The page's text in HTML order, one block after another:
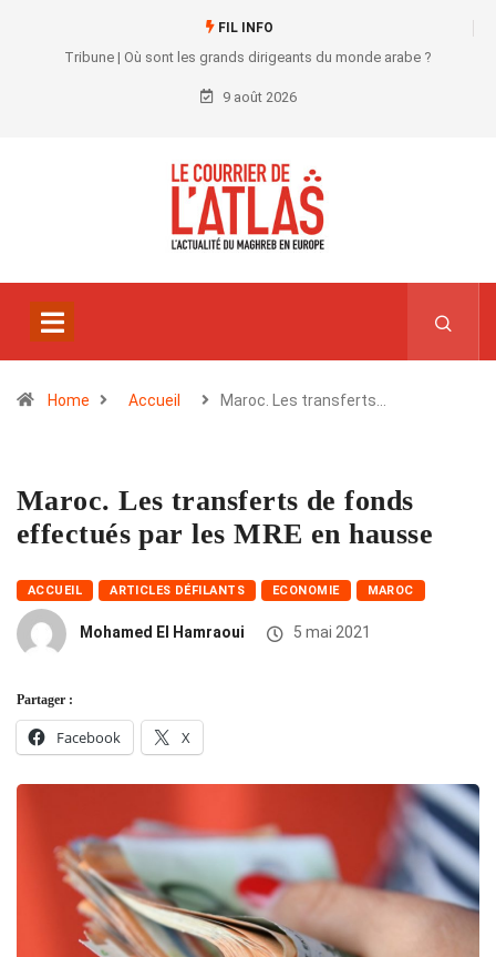
FIL INFO
Tribune | Où sont les grands dirigeants du monde arabe ?
9 août 2026
Home Accueil Maroc. Les transferts…
Maroc. Les transferts de fonds
effectués par les MRE en hausse
ACCUEIL ARTICLES DÉFILANTS ECONOMIE MAROC
Mohamed El Hamraoui 5 mai 2021
Partager :
Facebook X